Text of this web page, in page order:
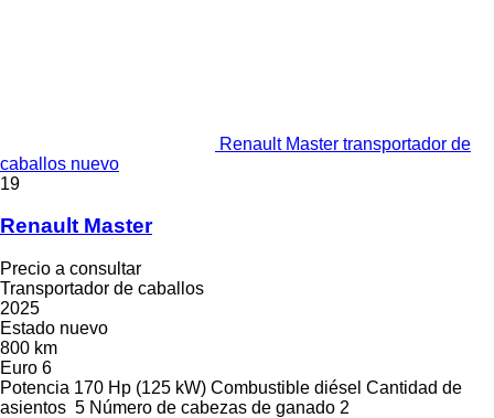
Renault Master transportador de
caballos nuevo
19
Renault Master
Precio a consultar
Transportador de caballos
2025
Estado nuevo
800 km
Euro 6
Potencia 170 Hp (125 kW) Combustible diésel Cantidad de
asientos 5 Número de cabezas de ganado 2